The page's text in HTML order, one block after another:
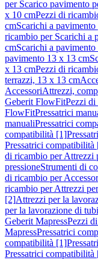
per Scarico pavimento
x 10 cmPezzi di
cmScarichi a
ricambio per Scarichi a
cmScarichi a
pavimento 13 x 13 cm
x 13 cmPezzi di
terrazzi, 13 x 13 cm
AccessoriAttrezzi,
Geberit FlowFitPezzi di
FlowFitPressatrici
manualiPressatrici
compatibilità [1]
Pressatrici compatibilità
di ricambio per Attrezzi
pressioneStrumenti di
di ricambio per
ricambio per Attrezzi
[2]Attrezzi per la
per la lavorazione di tubi
Geberit MapressPezzi
MapressPressatrici
compatibilità [1]
Pressatrici compatibilità